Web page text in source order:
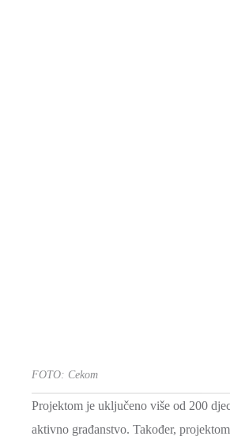
FOTO: Cekom
Projektom je uključeno više od 200
aktivno građanstvo. Također,